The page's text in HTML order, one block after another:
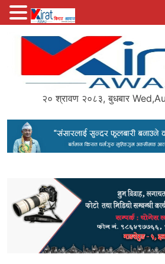
२० श्रावण २०८३, बुधबार